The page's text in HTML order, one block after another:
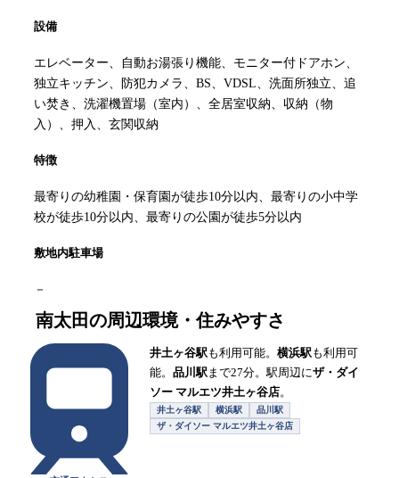
設備
エレベーター、自動お湯張り機能、モニター付ドアホン、
独立キッチン、防犯カメラ、BS、VDSL、洗面所独立、追
い焚き、洗濯機置場（室内）、全居室収納、収納（物
入）、押入、玄関収納
特徴
最寄りの幼稚園・保育園が徒歩10分以内、最寄りの小中学
校が徒歩10分以内、最寄りの公園が徒歩5分以内
敷地内駐車場
－
南太田の周辺環境・住みやすさ
井土ヶ谷駅も利用可能。 横浜駅も利用可
能。 品川駅まで27分。駅周辺にザ・ダイ
ソー マルエツ井土ヶ谷店。
井土ヶ谷駅 横浜駅
品川駅
ザ・ダイソー マルエツ井土ヶ谷店